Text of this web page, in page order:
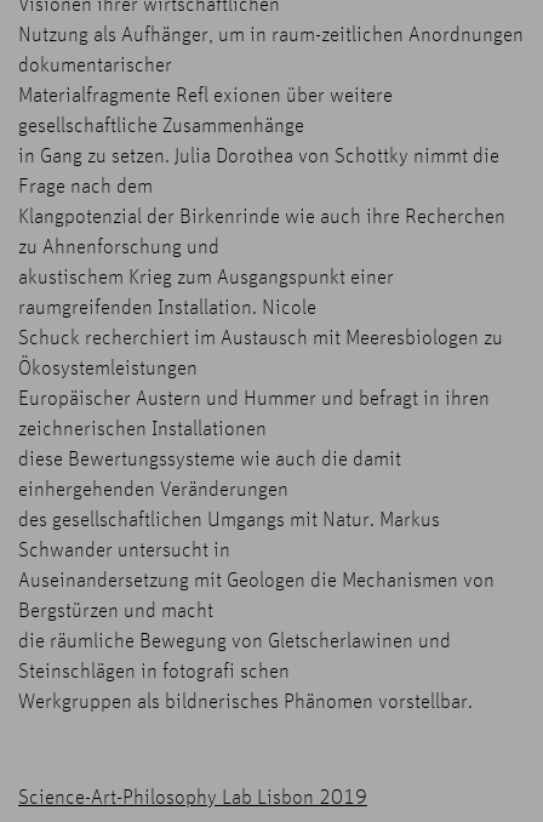
Nutzung als Aufhänger, um in raum-zeitlichen Anordnungen
dokumentarischer
Materialfragmente Refl exionen über weitere
gesellschaftliche Zusammenhänge
in Gang zu setzen. Julia Dorothea von Schottky nimmt die
Frage nach dem
Klangpotenzial der Birkenrinde wie auch ihre Recherchen
zu Ahnenforschung und
akustischem Krieg zum Ausgangspunkt einer
raumgreifenden Installation. Nicole
Schuck recherchiert im Austausch mit Meeresbiologen zu
Ökosystemleistungen
Europäischer Austern und Hummer und befragt in ihren
zeichnerischen Installationen
diese Bewertungssysteme wie auch die damit
einhergehenden Veränderungen
des gesellschaftlichen Umgangs mit Natur. Markus
Schwander untersucht in
Auseinandersetzung mit Geologen die Mechanismen von
Bergstürzen und macht
die räumliche Bewegung von Gletscherlawinen und
Steinschlägen in fotografi schen
Werkgruppen als bildnerisches Phänomen vorstellbar.
Science-Art-Philosophy Lab Lisbon 2019